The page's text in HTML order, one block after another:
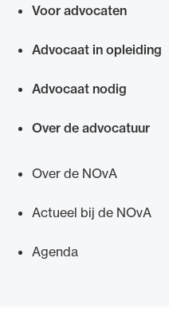
Voor advocaten
Advocaat in opleiding
Advocaat nodig
Over de advocatuur
Over de NOvA
Actueel bij de NOvA
Agenda
Alle wet- en